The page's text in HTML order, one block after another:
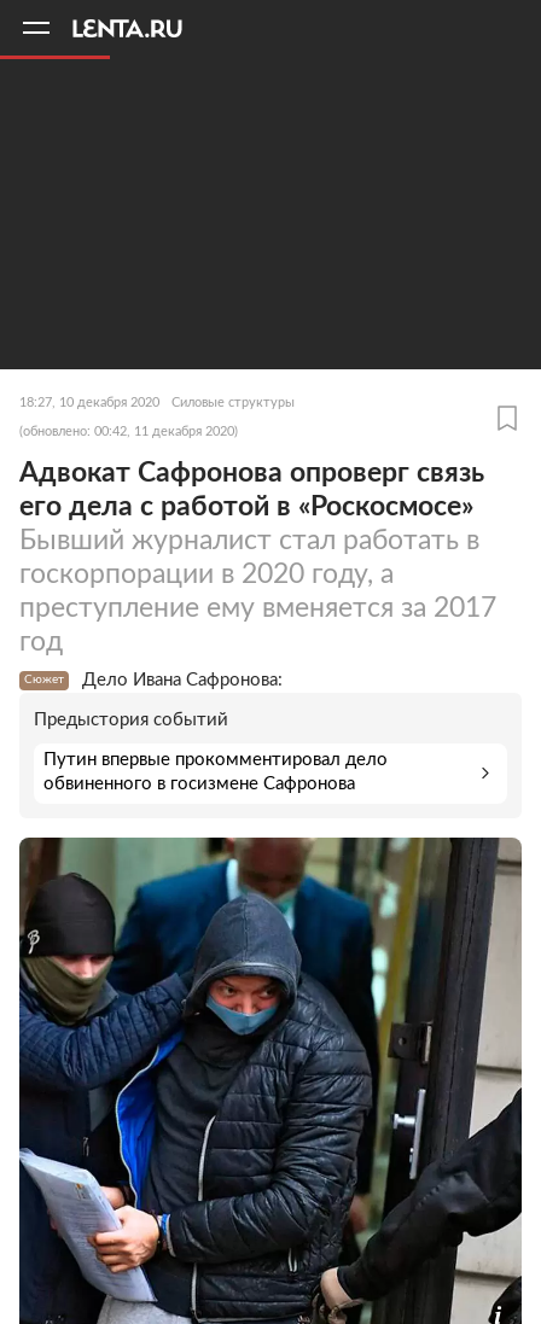
18:27, 10 декабря 2020 Силовые структуры
(обновлено: 00:42, 11 декабря 2020)
Адвокат Сафронова опроверг связь
его дела с работой в «Роскосмосе»
Бывший журналист стал работать в
госкорпорации в 2020 году, а
преступление ему вменяется за 2017
год
Сюжет Дело Ивана Сафронова:
Предыстория событий
Путин впервые прокомментировал дело
обвиненного в госизмене Сафронова